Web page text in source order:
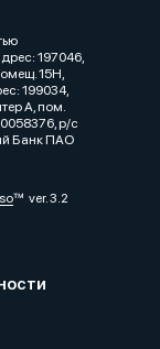
197046,
15Н,
199034,
А, пом.
р/с
Банк ПАО
ver. 3.2